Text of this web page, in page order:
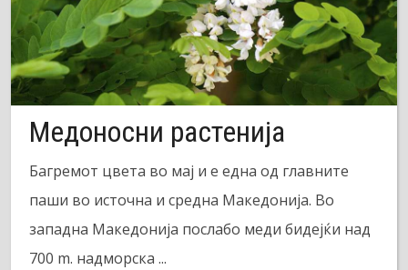
Медоносни растенија
Багремот цвета во мај и е една од главните
паши во источна и средна Македонија. Во
западна Македонија послабо меди бидејќи над
700 m. надморска ...